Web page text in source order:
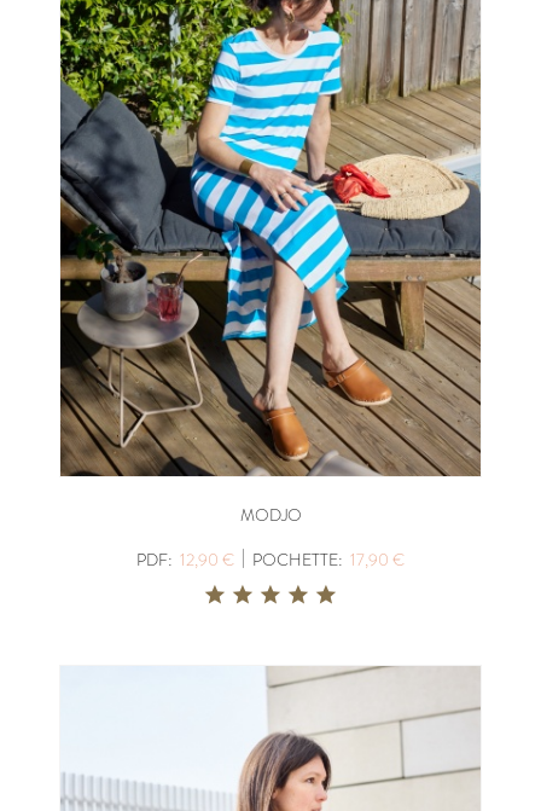
MODJO
PDF: 12,90 € | POCHETTE: 17,90 €